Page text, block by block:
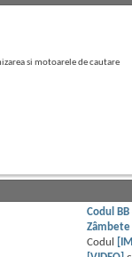
si motoarele de cautare
Codul BB
Zâmbete
Codul